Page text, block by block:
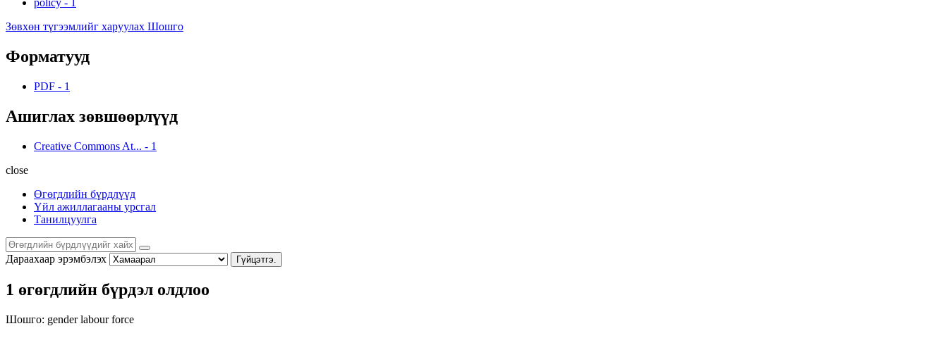
Зөвхөн түгээмлийг харуулах Шошго
Форматууд
PDF - 1
Ашиглах зөвшөөрлүүд
Creative Commons At... - 1
close
Өгөгдлийн бүрдлүүд
Үйл ажиллагааны урсгал
Танилцуулга
Дараахаар эрэмбэлэх Гүйцэтгэ.
1 өгөгдлийн бүрдэл олдлоо
Шошго: genderlabour force